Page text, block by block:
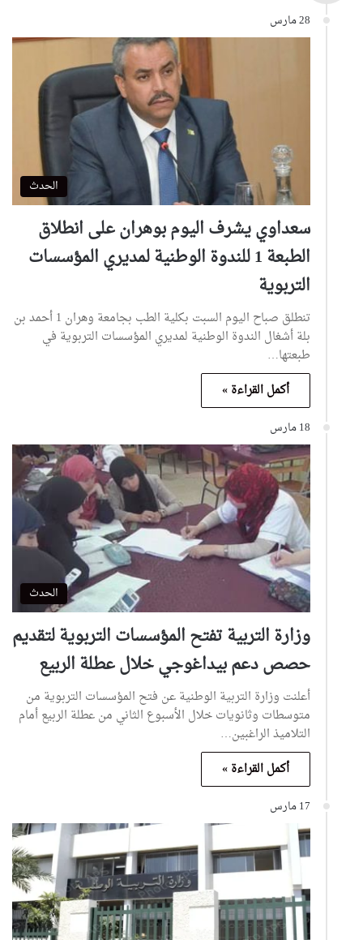
28 مارس
الحدث
سعداوي يشرف اليوم بوهران على انطلاق
الطبعة 1 للندوة الوطنية لمديري المؤسسات
التربوية
تنطلق صباح اليوم السبت بكلية الطب بجامعة وهران 1 أحمد بن
بلة أشغال الندوة الوطنية لمديري المؤسسات التربوية في
طبعتها…
أكمل القراءة »
18 مارس
الحدث
وزارة التربية تفتح المؤسسات التربوية لتقديم
حصص دعم بيداغوجي خلال عطلة الربيع
أعلنت وزارة التربية الوطنية عن فتح المؤسسات التربوية من
متوسطات وثانويات خلال الأسبوع الثاني من عطلة الربيع أمام
التلاميذ الراغبين…
أكمل القراءة »
17 مارس